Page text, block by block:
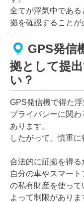
全てが浮気中であ
拠を確認することが
GPS発信
拠として提
い？
GPS発信機で得た
プライバシーに関
あります。
したがって、慎重に
合法的に証拠を得
自分の車やスマー
の私有財産を使っ
よって制限がありま